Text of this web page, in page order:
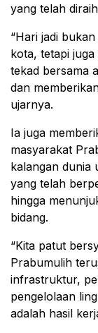
yang telah
“Hari jadi
kota, tetapi
tekad bersama
dan
ujarnya.
Ia juga
masyarakat
kalangan dunia
yang telah
hingga
bidang.
“Kita patut
Prabumulih
infrastruktur,
pengelolaan
adalah hasil